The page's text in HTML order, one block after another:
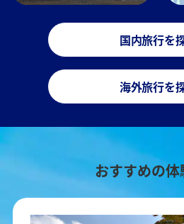
国内旅行を
海外旅行を
おすすめの